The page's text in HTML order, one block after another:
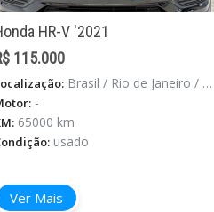
HR-V '2021
115.000
Brasil / Rio de Janeiro / Rio De Janeiro
-
65000 km
usado
Ver Mais